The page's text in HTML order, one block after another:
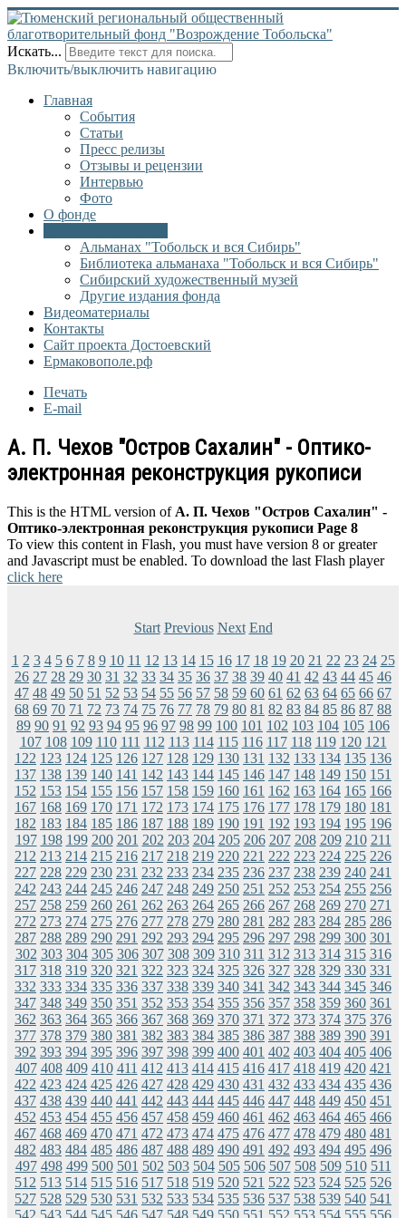
Искать...
Включить/выключить навигацию
Главная
События
Статьи
Пресс релизы
Отзывы и рецензии
Интервью
Фото
О фонде
Альманах "Тобольск и вся Сибирь"
Библиотека альманаха "Тобольск и вся Сибирь"
Сибирский художественный музей
Другие издания фонда
Видеоматериалы
Контакты
Сайт проекта Достоевский
Ермаковополе.рф
Печать
E-mail
А. П. Чехов "Остров Сахалин" - Оптико-
электронная реконструкция рукописи
This is the HTML version of А. П. Чехов "Остров Сахалин" -
Оптико-электронная реконструкция рукописи Page 8
To view this content in Flash, you must have version 8 or greater
and Javascript must be enabled. To download the last Flash player
click here
Start Previous Next End
1 2 3 4 5 6 7 8 9 10 11 12 13 14 15 16 17 18 19 20 21 22 23 24 25
26 27 28 29 30 31 32 33 34 35 36 37 38 39 40 41 42 43 44 45 46
47 48 49 50 51 52 53 54 55 56 57 58 59 60 61 62 63 64 65 66 67
68 69 70 71 72 73 74 75 76 77 78 79 80 81 82 83 84 85 86 87 88
89 90 91 92 93 94 95 96 97 98 99 100 101 102 103 104 105 106
107 108 109 110 111 112 113 114 115 116 117 118 119 120 121
122 123 124 125 126 127 128 129 130 131 132 133 134 135 136
137 138 139 140 141 142 143 144 145 146 147 148 149 150 151
152 153 154 155 156 157 158 159 160 161 162 163 164 165 166
167 168 169 170 171 172 173 174 175 176 177 178 179 180 181
182 183 184 185 186 187 188 189 190 191 192 193 194 195 196
197 198 199 200 201 202 203 204 205 206 207 208 209 210 211
212 213 214 215 216 217 218 219 220 221 222 223 224 225 226
227 228 229 230 231 232 233 234 235 236 237 238 239 240 241
242 243 244 245 246 247 248 249 250 251 252 253 254 255 256
257 258 259 260 261 262 263 264 265 266 267 268 269 270 271
272 273 274 275 276 277 278 279 280 281 282 283 284 285 286
287 288 289 290 291 292 293 294 295 296 297 298 299 300 301
302 303 304 305 306 307 308 309 310 311 312 313 314 315 316
317 318 319 320 321 322 323 324 325 326 327 328 329 330 331
332 333 334 335 336 337 338 339 340 341 342 343 344 345 346
347 348 349 350 351 352 353 354 355 356 357 358 359 360 361
362 363 364 365 366 367 368 369 370 371 372 373 374 375 376
377 378 379 380 381 382 383 384 385 386 387 388 389 390 391
392 393 394 395 396 397 398 399 400 401 402 403 404 405 406
407 408 409 410 411 412 413 414 415 416 417 418 419 420 421
422 423 424 425 426 427 428 429 430 431 432 433 434 435 436
437 438 439 440 441 442 443 444 445 446 447 448 449 450 451
452 453 454 455 456 457 458 459 460 461 462 463 464 465 466
467 468 469 470 471 472 473 474 475 476 477 478 479 480 481
482 483 484 485 486 487 488 489 490 491 492 493 494 495 496
497 498 499 500 501 502 503 504 505 506 507 508 509 510 511
512 513 514 515 516 517 518 519 520 521 522 523 524 525 526
527 528 529 530 531 532 533 534 535 536 537 538 539 540 541
542 543 544 545 546 547 548 549 550 551 552 553 554 555 556